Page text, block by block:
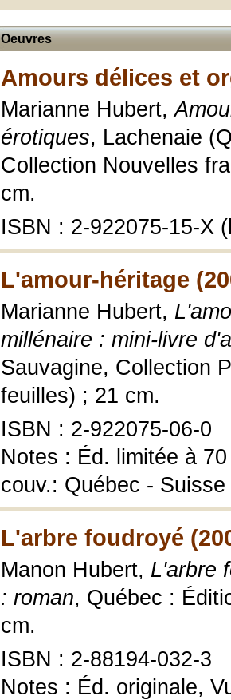
Oeuvres
Amours délices et
Marianne Hubert,
érotiques, Lachenaie
Collection Nouvelles
cm.
ISBN : 2-922075-15-X
L'amour-héritage
Marianne Hubert,
millénaire : mini-livre
Sauvagine, Collection
feuilles) ; 21 cm.
ISBN : 2-922075-06-0
Notes : Éd. limitée à
couv.: Québec - Suisse
L'arbre foudroyé
Manon Hubert, L'arbre
: roman, Québec :
cm.
ISBN : 2-88194-032-3
Notes : Éd. originale,